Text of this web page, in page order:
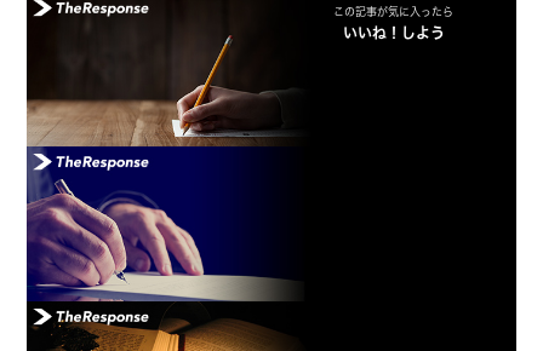
この記事が気に入ったら
いいね！しよう